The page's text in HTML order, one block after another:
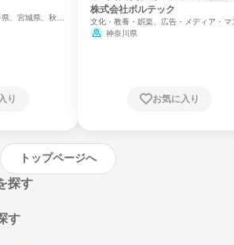
、宮城県、秋田
県、鹿児島県、
り
門
株式会社ボルテック
文化・教養・娯楽、広告・メディア・マ
ミ、電力・ガス・水道・エネルギー
神奈川県
お気に入り
トップページへ
探す
す